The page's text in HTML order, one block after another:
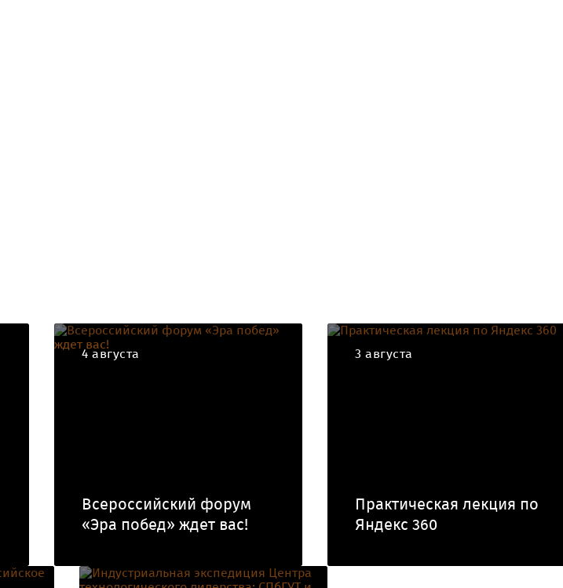
4 августа
Всероссийский форум
«Эра побед» ждет вас!
3 августа
Практическая лекция по
Яндекс 360